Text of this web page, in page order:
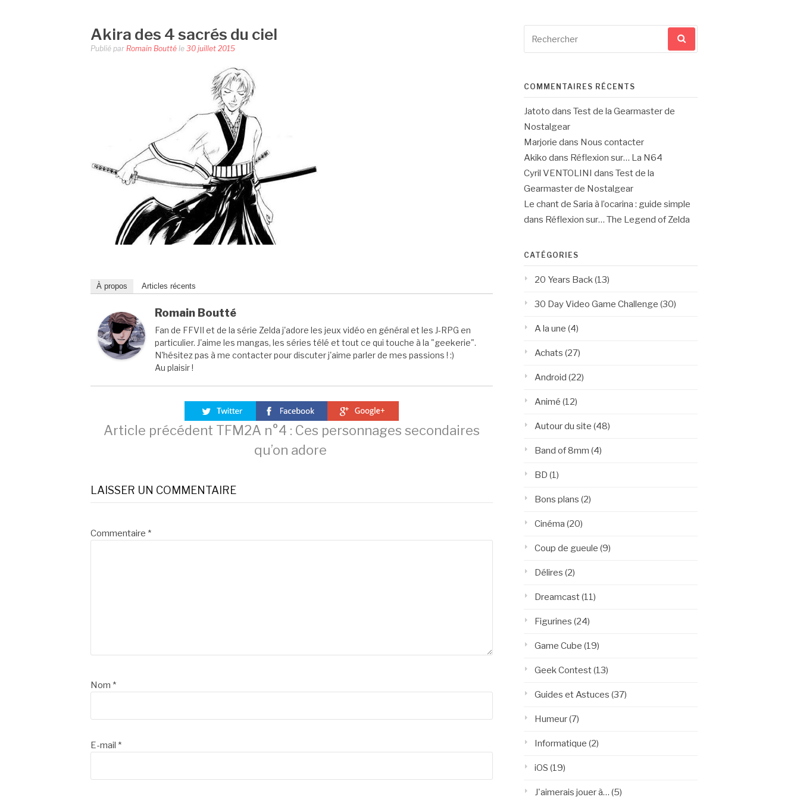
Akira des 4 sacrés du ciel
Publié par Romain Boutté le 30 juillet 2015
À propos Articles récents
Romain Boutté
Fan de FFVII et de la série Zelda j'adore les jeux vidéo en général et les J-RPG en
particulier. J'aime les mangas, les séries télé et tout ce qui touche à la "geekerie".
N'hésitez pas à me contacter pour discuter j'aime parler de mes passions ! :)
Au plaisir !
Lire
la
suite
Article précédent TFM2A n°4 : Ces personnages secondaires
qu’on adore
LAISSER UN COMMENTAIRE
Commentaire *
Nom *
E-mail *
pour
COMMENTAIRES RÉCENTS
Jatoto dans Test de la Gearmaster de
Nostalgear
Marjorie dans Nous contacter
Akiko dans Réflexion sur… La N64
Cyril VENTOLINI dans Test de la
Gearmaster de Nostalgear
Le chant de Saria à l’ocarina : guide simple
dans Réflexion sur… The Legend of Zelda
CATÉGORIES
20 Years Back (13)
30 Day Video Game Challenge (30)
A la une (4)
Achats (27)
Android (22)
Animé (12)
Autour du site (48)
Band of 8mm (4)
BD (1)
Bons plans (2)
Cinéma (20)
Coup de gueule (9)
Délires (2)
Dreamcast(11)
Figurines (24)
Game Cube (19)
Geek Contest(13)
Guides et Astuces (37)
Humeur(7)
Informatique (2)
iOS (19)
J'aimerais jouer à… (5)